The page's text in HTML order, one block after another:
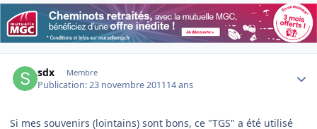
sdx Membre
Publication:23 novembre 201114 ans
Si mes souvenirs (lointains) sont bons, ce "TGS" a été utilisé